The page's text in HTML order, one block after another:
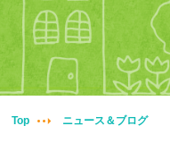
産後骨盤矯正
妊婦整体
Top ニュース＆ブログ